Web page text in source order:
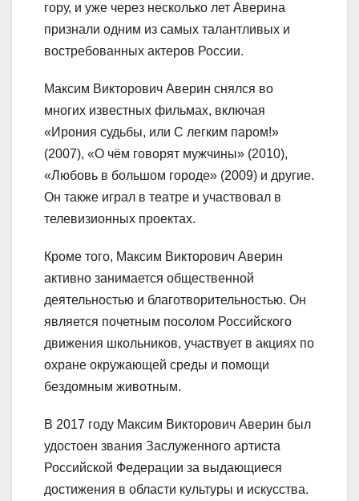
гору, и уже через несколько лет Аверина
признали одним из самых талантливых и
востребованных актеров России.
Максим Викторович Аверин снялся во
многих известных фильмах, включая
«Ирония судьбы, или С легким паром!»
(2007), «О чём говорят мужчины» (2010),
«Любовь в большом городе» (2009) и другие.
Он также играл в театре и участвовал в
телевизионных проектах.
Кроме того, Максим Викторович Аверин
активно занимается общественной
деятельностью и благотворительностью. Он
является почетным посолом Российского
движения школьников, участвует в акциях по
охране окружающей среды и помощи
бездомным животным.
В 2017 году Максим Викторович Аверин был
удостоен звания Заслуженного артиста
Российской Федерации за выдающиеся
достижения в области культуры и искусства.